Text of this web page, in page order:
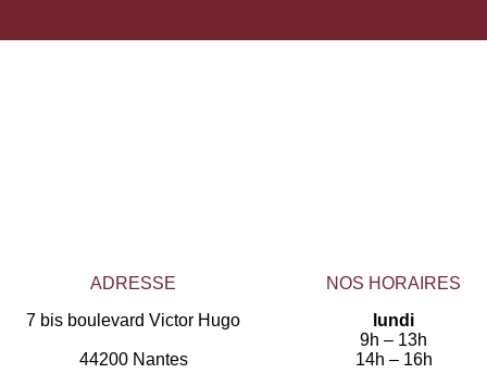
ADRESSE
7 bis boulevard Victor Hugo
44200 Nantes
NOS HORAIRES
lundi
9h – 13h
14h – 16h